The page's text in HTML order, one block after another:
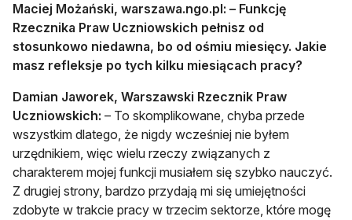
Maciej Możański, warszawa.ngo.pl: – Funkcję
Rzecznika Praw Uczniowskich pełnisz od
stosunkowo niedawna, bo od ośmiu miesięcy. Jakie
masz refleksje po tych kilku miesiącach pracy?
Damian Jaworek, Warszawski Rzecznik Praw
Uczniowskich: – To skomplikowane, chyba przede
wszystkim dlatego, że nigdy wcześniej nie byłem
urzędnikiem, więc wielu rzeczy związanych z
charakterem mojej funkcji musiałem się szybko nauczyć.
Z drugiej strony, bardzo przydają mi się umiejętności
zdobyte w trakcie pracy w trzecim sektorze, które mogę